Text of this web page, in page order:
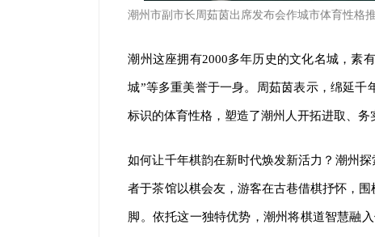
潮州市副市长周茹茵出席发布会作城市体育性格
潮州这座拥有2000多年历史的文化名城，素
城”等多重美誉于一身。周茹茵表示，绵延
标识的体育性格，塑造了潮州人开拓进取、务
如何让千年棋韵在新时代焕发新活力？潮州
者于茶馆以棋会友，游客在古巷借棋抒怀，
脚。依托这一独特优势，潮州将棋道智慧融